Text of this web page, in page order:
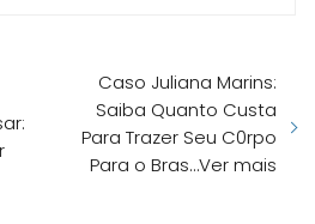
Caso Juliana Marins:
Saiba Quanto Custa
Para Trazer Seu C0rpo
Para o Bras…Ver mais